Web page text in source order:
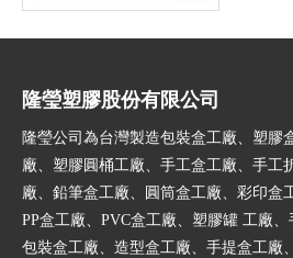
隆瑩塑膠股份有限公司
隆瑩公司為台灣製造包裝盒工廠、塑膠
廠、塑膠圓桶工廠、手工盒工廠、手工
廠、鉛筆盒工廠、圓筒盒工廠、彩印盒
PP盒工廠、PVC盒工廠、塑膠罐 工廠
包裝盒工廠、造型盒工廠、手提盒工廠